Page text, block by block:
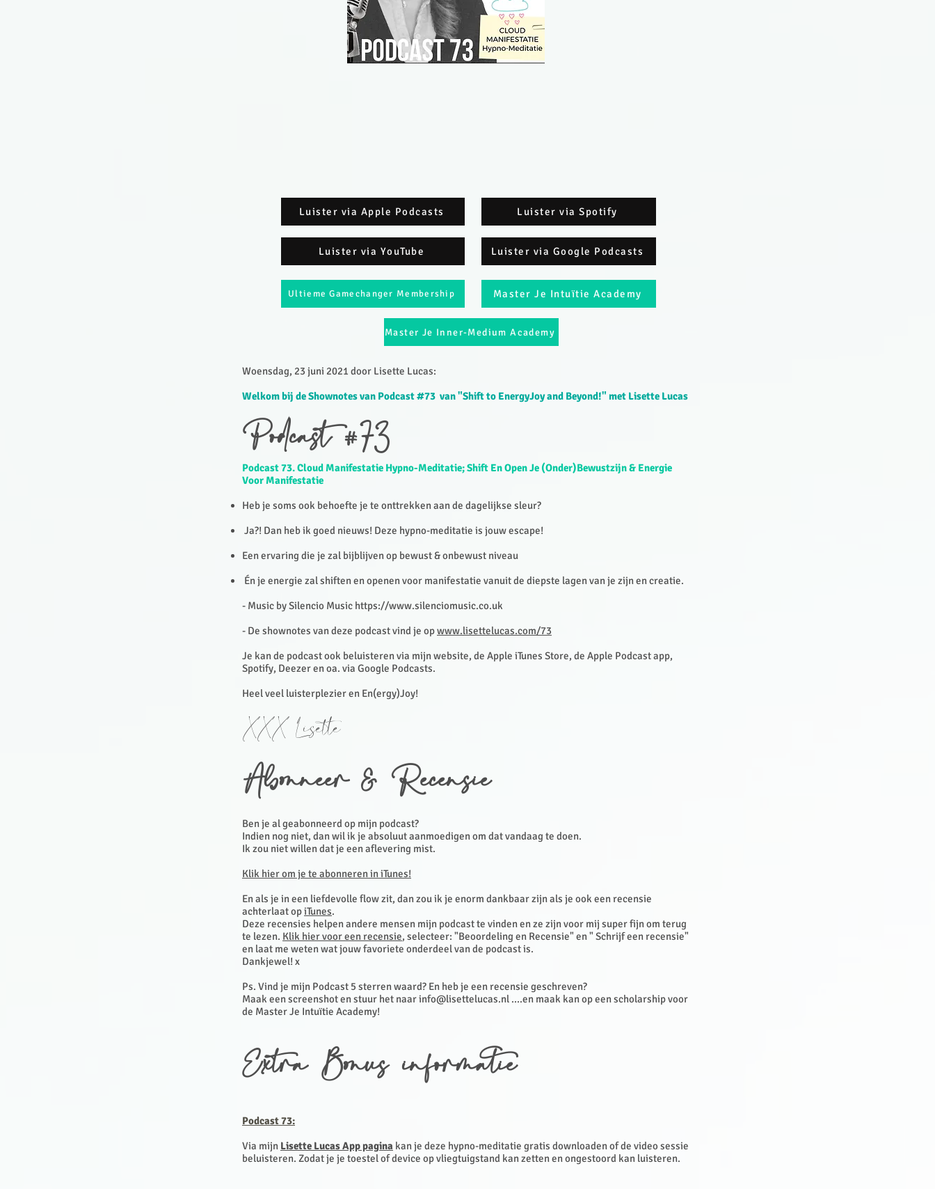
Luister via Apple Podcasts
Luister via YouTube
Luister via Spotify
Luister via Google Podcasts
Ultieme Gamechanger Membership Master Je Intuïtie Academy
Master Je Inner-Medium Academy
Woensdag, 23 juni 2021 door Lisette Lucas:​
Welkom bij de Shownotes van Podcast #73 van "Shift to EnergyJoy and Beyond!" met Lisette Lucas
Podcast #73
Podcast 73. Cloud Manifestatie Hypno-Meditatie; Shift En Open Je (Onder)Bewustzijn & Energie
Voor Manifestatie
Heb je soms ook behoefte je te onttrekken aan de dagelijkse sleur?
Ja?! Dan heb ik goed nieuws! Deze hypno-meditatie is jouw escape!
Een ervaring die je zal bijblijven op bewust & onbewust niveau
Én je energie zal shiften en openen voor manifestatie vanuit de diepste lagen van je zijn en creatie.
- Music by Silencio Music https://www.silenciomusic.co.uk
- De shownotes van deze podcast vind je opwww.lisettelucas.com/73
Je kan de podcast ook beluisteren via mijn website, de Apple iTunes Store, de Apple Podcast app,
Spotify, Deezer en oa. via Google Podcasts.
Heel veel luisterplezier en En(ergy)Joy!
XXX Lisette
Abonneer & Recensie
Ben je al geabonneerd op mijn podcast?
Indien nog niet, dan wil ik je absoluut aanmoedigen om dat vandaag te doen.
Ik zou niet willen dat je een aflevering mist.
Klik hier om je te abonneren in iTunes!
En als je in een liefdevolle flow zit, dan zou ik je enorm dankbaar zijn als je ook een recensie
achterlaat opiTunes.
Deze recensies helpen andere mensen mijn podcast te vinden en ze zijn voor mij super fijn om terug
te lezen. Klik hier voor een recensie, selecteer: "Beoordeling en Recensie" en " Schrijf een recensie"
en laat me weten wat jouw favoriete onderdeel van de podcast is.
Dankjewel! x
Ps. Vind je mijn Podcast 5 sterren waard? En heb je een recensie geschreven?
Maak een screenshot en stuur het naarinfo@lisettelucas.nl ....en maak kan op een scholarship voor
de Master Je Intuïtie Academy!
Extra Bonus informatie
Podcast 73:
Via mijn Lisette Lucas App pagina kan je deze hypno-meditatie gratis downloaden of de video sessie
beluisteren. Zodat je je toestel of device op vliegtuigstand kan zetten en ongestoord kan luisteren.